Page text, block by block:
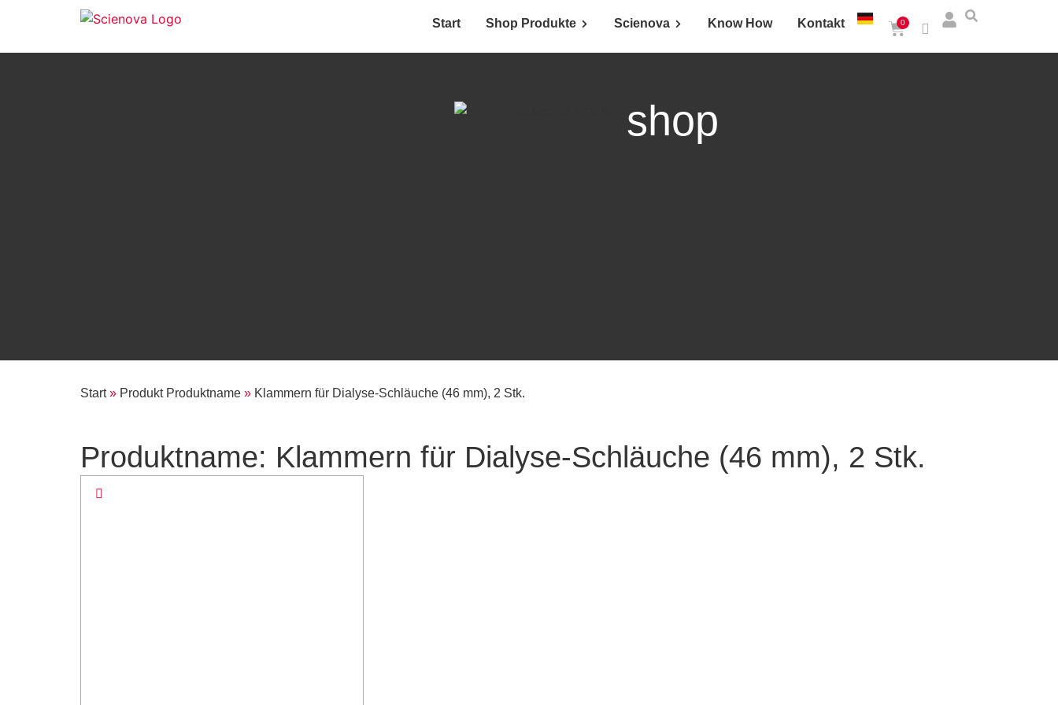
Start Shop Produkte Scienova Know How Kontakt 0
shop
Start » Produkt Produktname » Klammern für Dialyse-Schläuche (46 mm), 2 Stk.
Produktname: Klammern für Dialyse-Schläuche (46 mm), 2 Stk.